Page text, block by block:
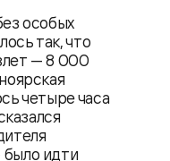
особых
так, что
— 8 000
четыре часа
идти